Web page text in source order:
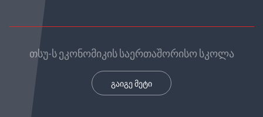
თსუ-ს ეკონომიკის საერთაშორისო სკოლა
გაიგე მეტი